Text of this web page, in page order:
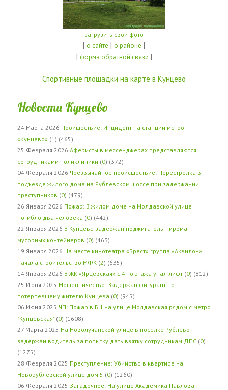
загрузить свои фото
| о сайте | о районе |
| форма обратной связи |
Спортивные площадки на карте в Кунцево
Новости Кунцево
24 Марта 2026 Проишествие: Инцидент на станции метро
«Кунцево» (1 ) (465)
25 Февраля 2026 Аферисты в мессенджерах представляются
сотрудниками поликлиники (0) (372)
04 Февраля 2026 Чрезвычайное происшествие: Перестрелка в
подъезде жилого дома на Рублевском шоссе при задержании
преступников (0) (479)
26 Января 2026 Пожар: В жилом доме на Молдавской улице
погибло два человека (0) (442)
22 Января 2026 В Кунцеве задержан поджигатель-пироман
мусорных контейнеров (0) (463)
19 Января 2026 На месте кинотеатра «Брест» группа «Аквилон»
начала строительство МФК (2) (635)
14 Января 2026 В ЖК «Ярцевская» с 4-го этажа упал лифт (0) (812)
25 Июня 2025 Мошенничество: Задержан фигурант по
потерпевшему жителю Кунцева (0) (945)
06 Июня 2025 ЧП: Пожар в БЦ на улице Молдавская рядом с метро
"Кунцевская" (0) (1608)
27 Марта 2025 На Новолучанской улице в посёлке Рублёво
задержан водитель за попытку дать взятку сотрудникам ДПС (0)
(1275)
28 Февраля 2025 Преступление: Убийство в квартире на
Новорублёвской улице дом 5 (0) (1260)
06 Февраля 2025 Загадочное: На улице Академика Павлова